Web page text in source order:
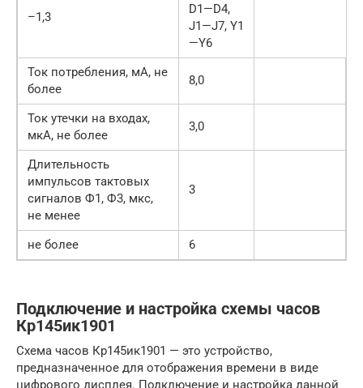
–1,3
D1—D4,
J1—J7, Y1
—Y6
Ток потребления, мА, не
более
8,0
Ток утечки на входах,
мкА, не более
3,0
Длительность
импульсов тактовых
сигналов Ф1, Ф3, мкс,
не менее
3
не более 6
Подключение и настройка схемы часов
Кр145ик1901
Схема часов Кр145ик1901 — это устройство,
предназначенное для отображения времени в виде
цифрового дисплея. Подключение и настройка данной